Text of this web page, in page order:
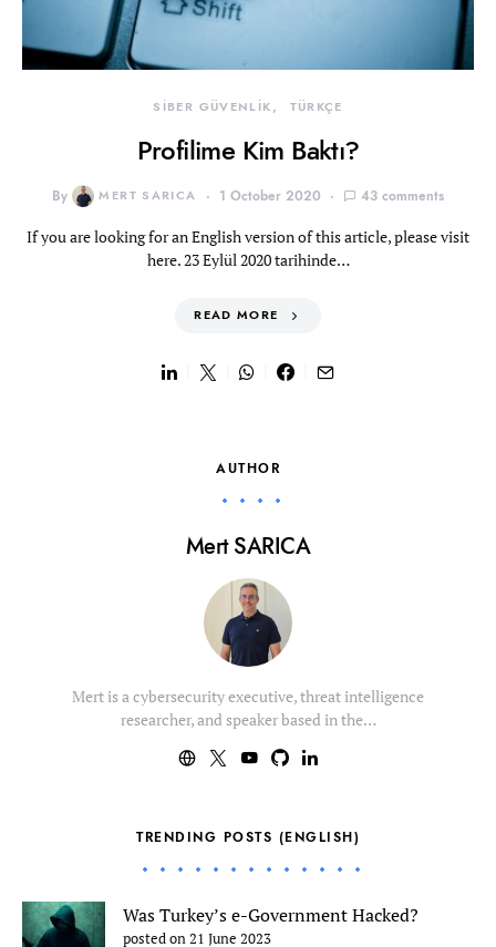
SİBER GÜVENLİK TÜRKÇE
Profilime Kim Baktı?
By MERT SARICA 1 October 2020 43 comments
If you are looking for an English version of this article, please visit
here. 23 Eylül 2020 tarihinde…
READ MORE
AUTHOR
Mert SARICA
Mert is a cybersecurity executive, threat intelligence
researcher, and speaker based in the…
TRENDING POSTS (ENGLISH)
Was Turkey’s e-Government Hacked?
posted on 21 June 2023